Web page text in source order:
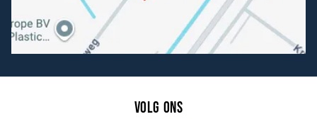
Volg ons